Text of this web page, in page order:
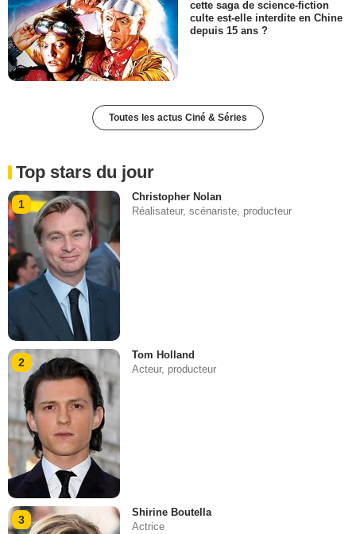
cette saga de science-fiction
culte est-elle interdite en Chine
depuis 15 ans ?
Toutes les actus Ciné & Séries
Top stars du jour
1
Christopher Nolan
Réalisateur, scénariste, producteur
2
Tom Holland
Acteur, producteur
3
Shirine Boutella
Actrice